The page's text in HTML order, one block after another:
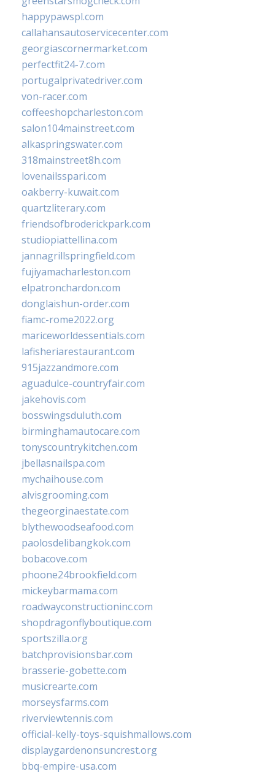
happypawspl.com
callahansautoservicecenter.com
georgiascornermarket.com
perfectfit24-7.com
portugalprivatedriver.com
von-racer.com
coffeeshopcharleston.com
salon104mainstreet.com
alkaspringswater.com
318mainstreet8h.com
lovenailsspari.com
oakberry-kuwait.com
quartzliterary.com
friendsofbroderickpark.com
studiopiattellina.com
jannagrillspringfield.com
fujiyamacharleston.com
elpatronchardon.com
donglaishun-order.com
fiamc-rome2022.org
mariceworldessentials.com
lafisheriarestaurant.com
915jazzandmore.com
aguadulce-countryfair.com
jakehovis.com
bosswingsduluth.com
birminghamautocare.com
tonyscountrykitchen.com
jbellasnailspa.com
mychaihouse.com
alvisgrooming.com
thegeorginaestate.com
blythewoodseafood.com
paolosdelibangkok.com
bobacove.com
phoone24brookfield.com
mickeybarmama.com
roadwayconstructioninc.com
shopdragonflyboutique.com
sportszilla.org
batchprovisionsbar.com
brasserie-gobette.com
musicrearte.com
morseysfarms.com
riverviewtennis.com
official-kelly-toys-squishmallows.com
displaygardenonsuncrest.org
bbq-empire-usa.com